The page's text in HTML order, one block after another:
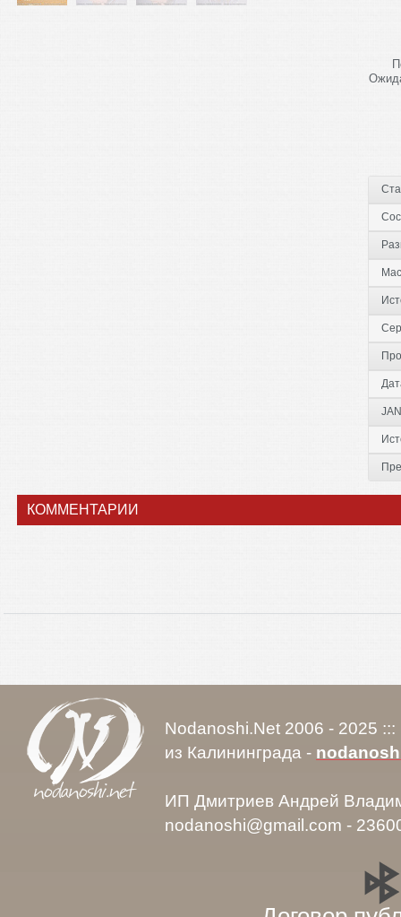
КОММЕНТАРИИ
Nodanoshi.Net 2006 - 2025
из Калининграда -
ИП Дмитриев Андрей
nodanoshi@gmail.com -